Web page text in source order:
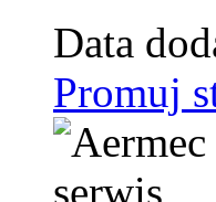
Data
Promuj